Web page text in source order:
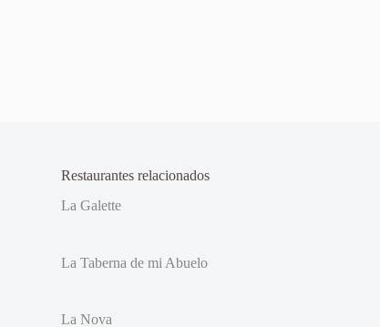
Restaurantes relacionados
La Galette
La Taberna de mi Abuelo
La Nova